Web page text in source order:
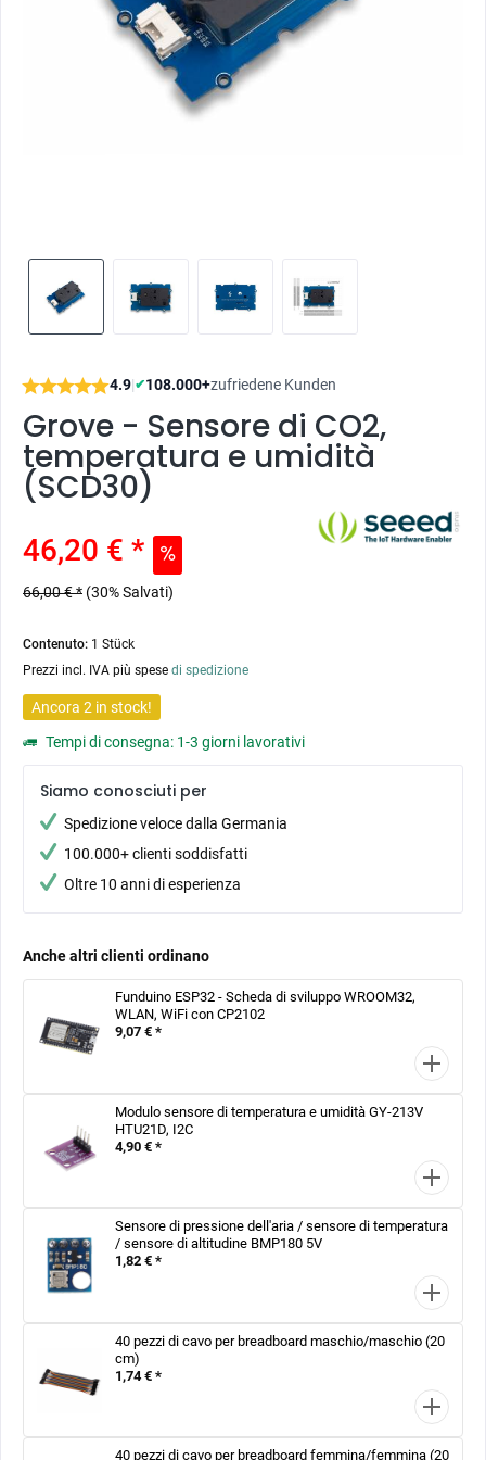
4.9|✔108.000+zufriedene Kunden
Grove - Sensore di CO2,
temperatura e umidità
(SCD30)
46,20 € *
66,00 € * (30% Salvati)
Contenuto: 1 Stück
Prezzi incl. IVA più spese di spedizione
Ancora 2 in stock!
Tempi di consegna: 1-3 giorni lavorativi
Siamo conosciuti per
Spedizione veloce dalla Germania
100.000+ clienti soddisfatti
Oltre 10 anni di esperienza
Anche altri clienti ordinano
Funduino ESP32 - Scheda di sviluppo WROOM32,
WLAN, WiFi con CP2102
9,07 € *
Modulo sensore di temperatura e umidità GY-213V
HTU21D, I2C
4,90 € *
Sensore di pressione dell'aria / sensore di temperatura
/ sensore di altitudine BMP180 5V
1,82 € *
40 pezzi di cavo per breadboard maschio/maschio (20
cm)
1,74 € *
40 pezzi di cavo per breadboard femmina/femmina (20